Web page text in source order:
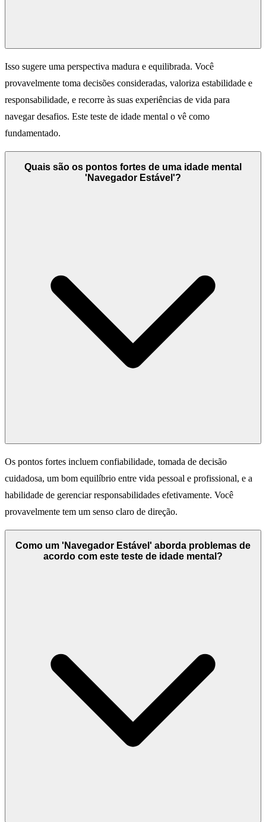
Isso sugere uma perspectiva madura e equilibrada. Você
provavelmente toma decisões consideradas, valoriza estabilidade e
responsabilidade, e recorre às suas experiências de vida para
navegar desafios. Este teste de idade mental o vê como
fundamentado.
Quais são os pontos fortes de uma idade mental
'Navegador Estável'?
Os pontos fortes incluem confiabilidade, tomada de decisão
cuidadosa, um bom equilíbrio entre vida pessoal e profissional, e a
habilidade de gerenciar responsabilidades efetivamente. Você
provavelmente tem um senso claro de direção.
Como um 'Navegador Estável' aborda problemas de
acordo com este teste de idade mental?